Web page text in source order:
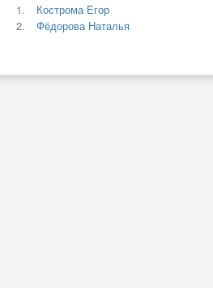
Кострома Егор
Фёдорова Наталья